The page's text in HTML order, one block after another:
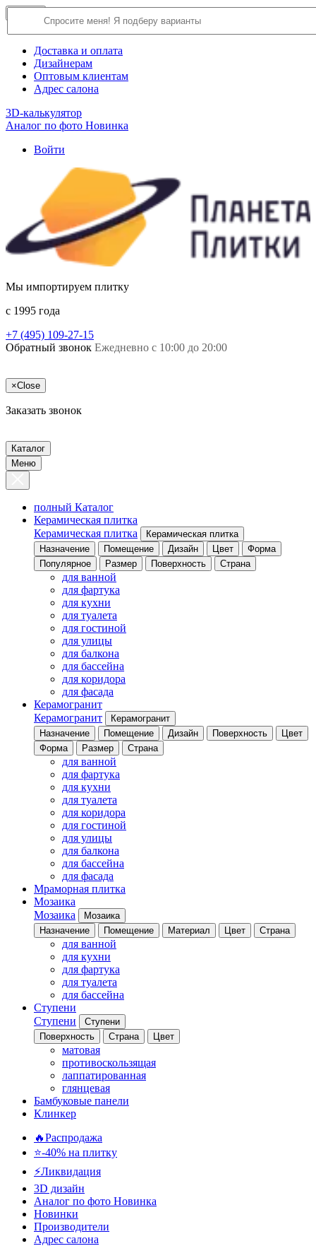
О компании
Доставка и оплата
Дизайнерам
Оптовым клиентам
Адрес салона
3D-калькулятор
Аналог по фото Новинка
Войти
Мы импортируем плитку
c 1995 года
+7 (495) 109-27-15
Обратный звонок Ежедневно с 10:00 до 20:00
×Close
Заказать звонок
Каталог
Меню
полный Каталог
Керамическая плитка
Керамическая плитка
Керамическая плитка
Назначение
Помещение Дизайн Цвет
Форма
Популярное
Размер Поверхность Страна
для ванной
для фартука
для кухни
для туалета
для гостиной
для улицы
для балкона
для бассейна
для коридора
для фасада
Керамогранит
Керамогранит
Керамогранит
Назначение
Помещение Дизайн Поверхность
Цвет
Форма
Размер Страна
для ванной
для фартука
для кухни
для туалета
для коридора
для гостиной
для улицы
для балкона
для бассейна
для фасада
Мраморная плитка
Мозаика
Мозаика
Мозаика
Назначение
Помещение Материал Цвет Страна
для ванной
для кухни
для фартука
для туалета
для бассейна
Ступени
Ступени
Ступени
Поверхность
Страна Цвет
матовая
противоскользящая
лаппатированная
глянцевая
Бамбуковые панели
Клинкер
🔥Распродажа
⭐-40% на плитку
⚡️Ликвидация
3D дизайн
Аналог по фото Новинка
Новинки
Производители
Адрес салона